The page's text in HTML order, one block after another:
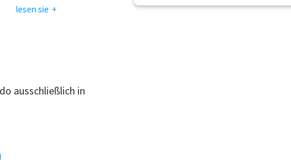
lesen sie
ausschließlich in